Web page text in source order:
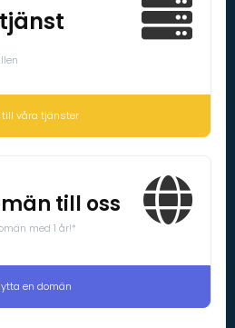
till våra tjänster
till oss
med 1 år!*
en domän